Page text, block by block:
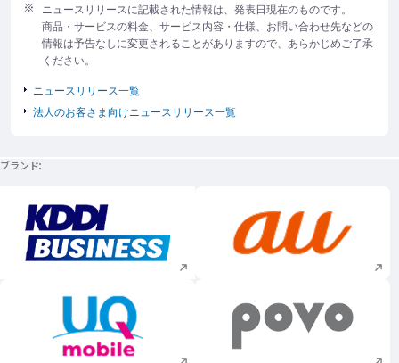
ニュースリリースに記載された情報は、発表日現在のものです。
商品・サービスの料金、サービス内容・仕様、お問い合わせ先などの
情報は予告なしに変更されることがありますので、あらかじめご了承
ください。
ニュースリリース一覧
法人のお客さま向けニュースリリース一覧
ブランド
新規ウィンドウで開く 新規ウィンドウで
新規ウィンドウで開く 新規ウィンドウで